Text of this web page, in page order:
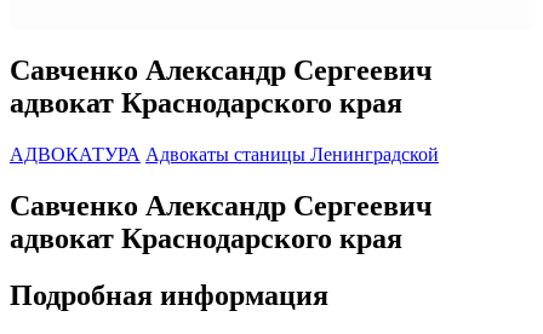
Савченко Александр Сергеевич
адвокат Краснодарского края
АДВОКАТУРА Адвокаты станицы Ленинградской
Савченко Александр Сергеевич
адвокат Краснодарского края
Подробная информация